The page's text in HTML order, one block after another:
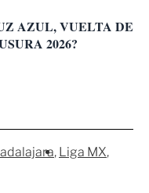
AZUL, VUELTA DE
2026?
Liga MX